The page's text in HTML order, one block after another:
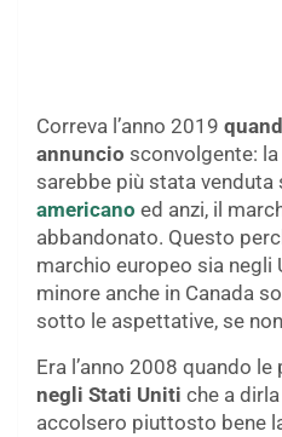
Correva l’anno 2019
annuncio sconvolgente:
sarebbe più stata venduta
americano ed anzi, il
abbandonato. Questo
marchio europeo sia negli
minore anche in Canada
sotto le aspettative, se
Era l’anno 2008 quando
negli Stati Uniti che a
accolsero piuttosto bene